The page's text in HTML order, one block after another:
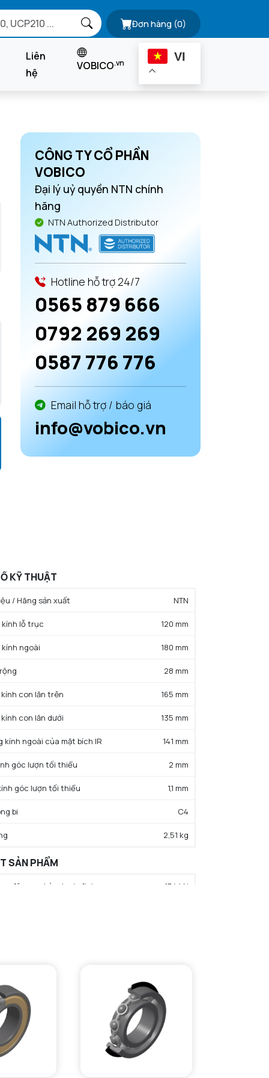
Đơn hàng (0)
Liên
hệ
VOBICO.vn VI
CÔNG TY CỔ PHẦN
VOBICO
Đại lý uỷ quyền NTN chính
hãng
NTN Authorized Distributor
Hotline hỗ trợ 24/7
0565 879 666
0792 269 269
0587 776 776
Email hỗ trợ / báo giá
info@vobico.vn
KỸ THUẬT
/ Hãng sản xuất NTN
lỗ trục 120 mm
kính ngoài 180 mm
28 mm
kính con lăn trên 165 mm
con lăn dưới 135 mm
kính ngoài của mặt bích IR 141 mm
góc lượn tối thiểu 2 mm
góc lượn tối thiểu 1,1 mm
bi C4
2,51 kg
SẢN PHẨM
động cơ bản danh định 154 kN
3800 tr/min
độ hoạt động tối thiểu -40 °C
độ hoạt động tối đa 120 °C